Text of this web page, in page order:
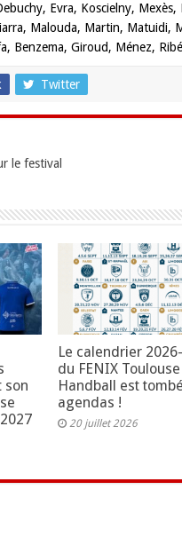
Evra, Koscielny, Mexès,
Malouda, Martin, Matuidi,
Benzema, Giroud, Ménez,
Twitter
le festival
son
Le calendrier
du FENIX Toulouse
Handball est
agendas !
20 juillet 2026